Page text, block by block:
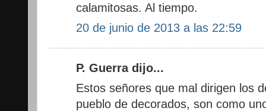
calamitosas. Al tiempo.
20 de junio de 2013 a las 22:59
P. Guerra dijo...
Estos señores que mal dirigen los
pueblo de decorados, son como